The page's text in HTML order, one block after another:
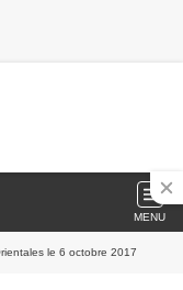
MENU
le 6 octobre 2017